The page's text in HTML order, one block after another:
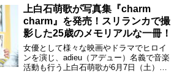
して、未公開カットが公開された。アン
ゴラ村長1...
上白石萌歌が写真集『charm
charm』を発売！スリランカで撮
影した25歳のメモリアルな一冊！
女優として様々な映画やドラマでヒロイ
ンを演じ、adieu（アデュー）名義で音楽
活動も行う上白石萌歌が6月7日（土）